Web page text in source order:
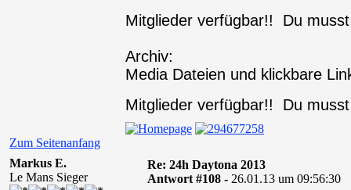
Zum Seitenanfang
Mitglieder verfügbar!! Du
Archiv:
Media Dateien und klickbare
Mitglieder verfügbar!! Du
Markus E.
Le Mans Sieger
Re: 24h Daytona 2013
Antwort #108 - 26.01.13 um 09:56:30